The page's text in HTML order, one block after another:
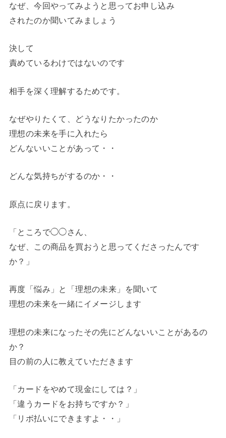
なぜ、今回やってみようと思ってお申し込み
されたのか聞いてみましょう
決して
責めているわけではないのです
相手を深く理解するためです。
なぜやりたくて、どうなりたかったのか
理想の未来を手に入れたら
どんないいことがあって・・
どんな気持ちがするのか・・
原点に戻ります。
「ところで◯◯さん、
なぜ、この商品を買おうと思ってくださったんです
か？」
再度「悩み」と「理想の未来」を聞いて
理想の未来を一緒にイメージします
理想の未来になったその先にどんないいことがあるの
か？
目の前の人に教えていただきます
「カードをやめて現金にしては？」
「違うカードをお持ちですか？」
「リボ払いにできますよ・・」